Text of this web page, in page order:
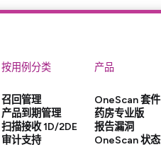
按用例分类
召回管理
产品到期管理
扫描接收 1D/2DE
审计支持
产品
OneScan 套件
药房专业版
报告漏洞
OneScan 状态